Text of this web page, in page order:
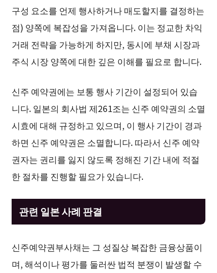
구성 요소를 언제 행사하거나 매도할지를 결정하는
점) 양쪽에 복잡성을 가져옵니다. 이는 정교한 차익
거래 전략을 가능하게 하지만, 동시에 부채 시장과
주식 시장 양쪽에 대한 깊은 이해를 필요로 합니다.
신주 예약권에는 보통 행사 기간이 설정되어 있습
니다. 일본의 회사법 제261조는 신주 예약권의 소멸
시효에 대해 규정하고 있으며, 이 행사 기간이 경과
하면 신주 예약권은 소멸합니다. 따라서 신주 예약
권자는 권리를 잃지 않도록 정해진 기간 내에 적절
한 절차를 진행할 필요가 있습니다.
관련 일본 사례 판결
신주예약권부사채는 그 성질상 복잡한 금융상품이
며, 해석이나 평가를 둘러싼 법적 분쟁이 발생할 수